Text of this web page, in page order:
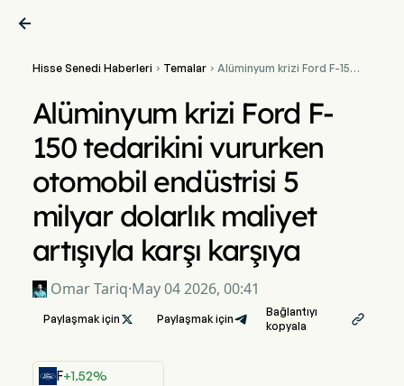

Hisse Senedi Haberleri  Temalar Alüminyum krizi Ford F-150
milyar dolarlık maliyet
artışıyla karşı karşıya
Alüminyum krizi Ford F-
150 tedarikini vururken
otomobil endüstrisi 5
milyar dolarlık maliyet
artışıyla karşı karşıya
Omar Tariq·May 04 2026, 00:41
Paylaşmak için  Paylaşmak için
Bağlantıyı
kopyala

F+1.52%